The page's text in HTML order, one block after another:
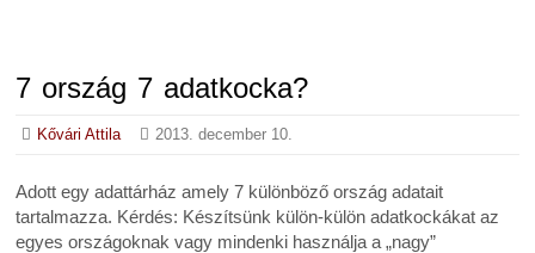
7 ország 7 adatkocka?
Kővári Attila 2013. december 10.
Adott egy adattárház amely 7 különböző ország adatait
tartalmazza. Kérdés: Készítsünk külön-külön adatkockákat az
egyes országoknak vagy mindenki használja a „nagy”